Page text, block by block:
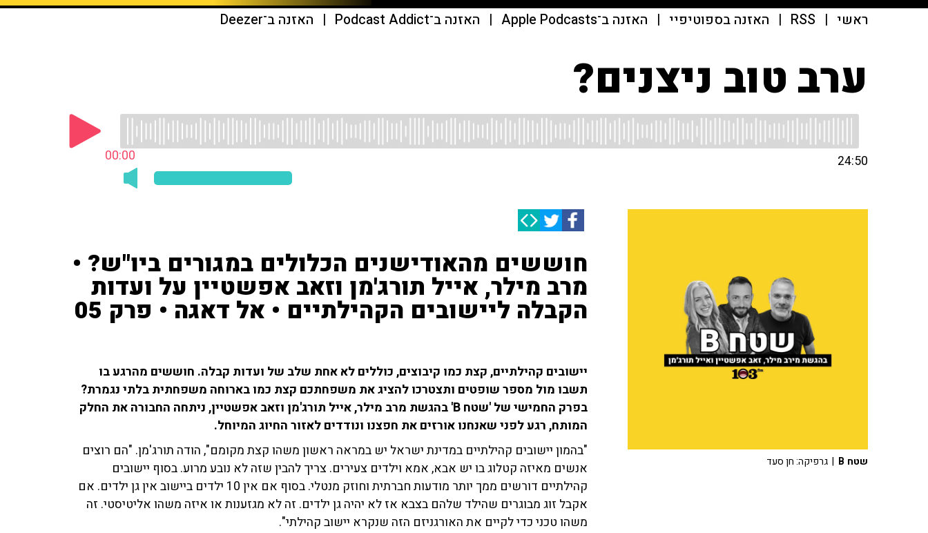
ראשי |
RSS
| האזנה בספוטיפיי | האזנה ב־Apple Podcasts | האזנה ב־Podcast Addict | האזנה ב־Deezer
ערב טוב ניצנים?
00:00 24:50
חוששים מהאודישנים הכלולים במגורים ביו"ש? •
מרב מילר, אייל תורג'מן וזאב אפשטיין על ועדות
הקבלה ליישובים הקהילתיים • אל דאגה • פרק 05
יישובים קהילתיים, קצת כמו קיבוצים, כוללים לא אחת שלב של ועדות קבלה. חוששים מהרגע בו
תשבו מול מספר שופטים ותצטרכו להציג את משפחתכם קצת כמו בארוחה משפחתית בלתי נגמרת?
בפרק החמישי של 'שטח B' בהגשת מרב מילר, אייל תורג'מן וזאב אפשטיין, ניתחה החבורה את החלק
המותח, רגע לפני שאנחנו אורזים את חפצנו ונודדים לאזור החיוג המיוחל.
"בהמון יישובים קהילתיים במדינת ישראל יש במראה ראשון משהו קצת מקומם", הודה תורג'מן. "הם רוצים
אנשים מאיזה קטלוג בו יש אבא, אמא וילדים צעירים. צריך להבין שזה לא נובע מרוע. בסוף יישובים
קהילתיים דורשים ממך יותר מודעות חברתית וחוזק מנטלי. בסוף אם אין 10 ילדים ביישוב אין גן ילדים. אם
אקבל זוג מבוגרים שהילד שלהם בצבא אז לא יהיה גן ילדים. זה לא מגזענות או איזה משהו אליטיסטי. זה
משהו טכני כדי לקיים את האורגניזם הזה שנקרא יישוב קהילתי".
שטח B | גרפיקה: חן סעד